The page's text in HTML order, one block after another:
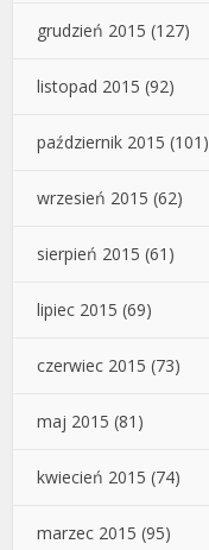
grudzień 2015 (127)
listopad 2015 (92)
październik 2015 (101)
wrzesień 2015 (62)
sierpień 2015 (61)
lipiec 2015 (69)
czerwiec 2015 (73)
maj 2015 (81)
kwiecień 2015 (74)
marzec 2015 (95)